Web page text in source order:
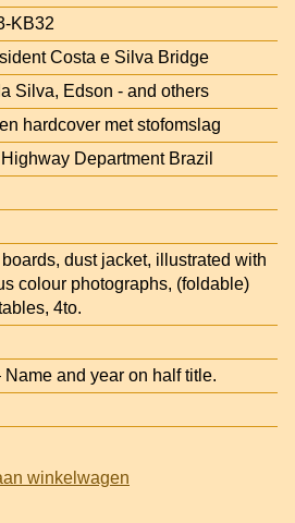
KB32
Costa e Silva Bridge
Silva, Edson - and others
hardcover met stofomslag
Department Brazil
dust jacket, illustrated with
colour photographs, (foldable)
4to.
and year on half title.
winkelwagen